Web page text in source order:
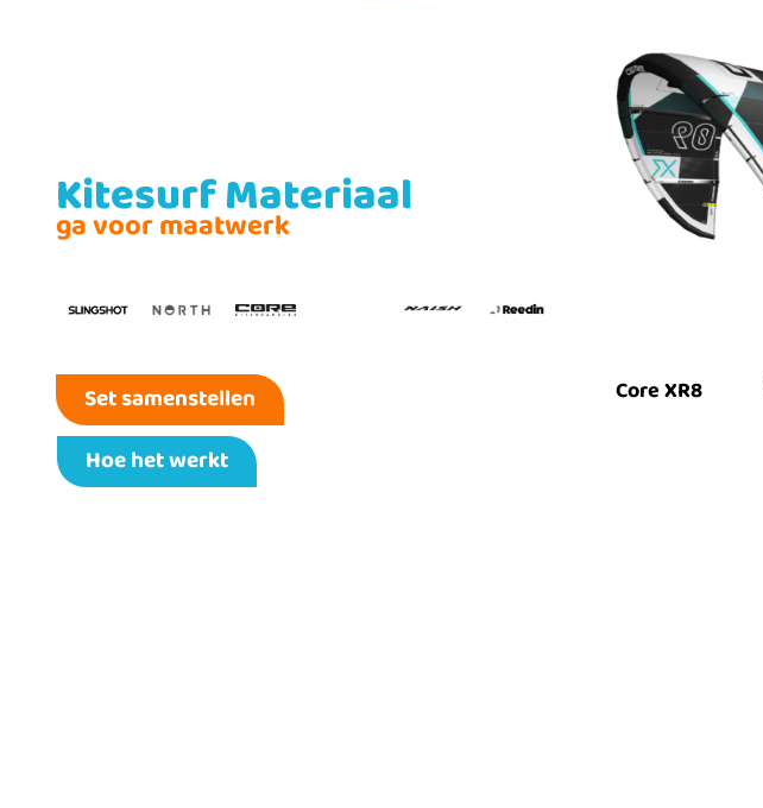
Kitesurf Materiaal
ga voor maatwerk
Set samenstellen
Hoe het werkt
Core XR8